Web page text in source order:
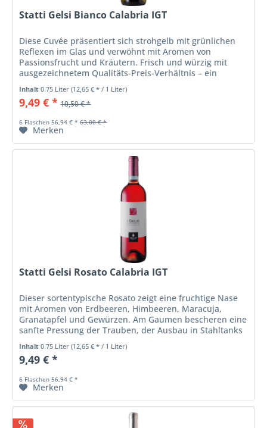
Statti Gelsi Bianco Calabria IGT
Diese Cuvée präsentiert sich strohgelb mit grünlichen
Reflexen im Glas und verwöhnt mit Aromen von
Passionsfrucht und Kräutern. Frisch und würzig mit
ausgezeichnetem Qualitäts-Preis-Verhältnis – ein
köstlicher Beweis dafür, dass sich...
Inhalt0.75 Liter(12,65 € * / 1 Liter)
9,49 € * 10,50 € *
6 Flaschen 56,94 € * 63,00 € *
Merken
Statti Gelsi Rosato Calabria IGT
Dieser sortentypische Rosato zeigt eine fruchtige Nase
mit Aromen von Erdbeeren, Himbeeren, Maracuja,
Granatapfel und Gewürzen. Am Gaumen bescheren eine
sanfte Pressung der Trauben, der Ausbau in Stahltanks
Inhalt0.75 Liter(12,65 € * / 1 Liter)
9,49 € *
6 Flaschen 56,94 € *
Merken